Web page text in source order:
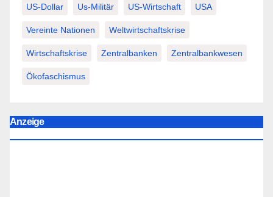
US-Dollar Us-Militär US-Wirtschaft USA
Vereinte Nationen Weltwirtschaftskrise
Wirtschaftskrise Zentralbanken Zentralbankwesen
Ökofaschismus
Anzeige